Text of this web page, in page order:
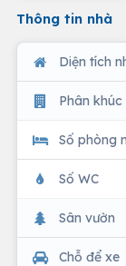
Thông tin nhà
Diện tích
Phân khúc
Số phòng
Số WC
Sân vườn
Chỗ để xe